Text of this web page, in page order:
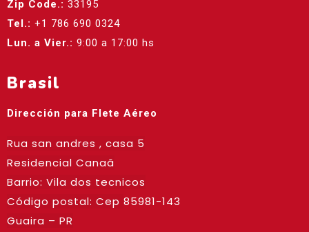
Zip Code.: 33195
Tel.: +1 786 690 0324
Lun. a Vier.: 9:00 a 17:00 hs
Brasil
Dirección para Flete Aéreo
Rua san andres , casa 5
Residencial Canaã
Barrio: Vila dos tecnicos
Código postal: Cep 85981-143
Guaira – PR